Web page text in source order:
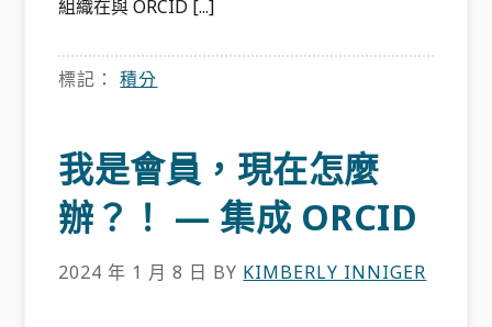
組織在與 ORCID [...]
標記：積分
我是會員，現在怎麼
辦？！ — 集成 ORCID
2024 年 1 月 8 日 BY KIMBERLY INNIGER